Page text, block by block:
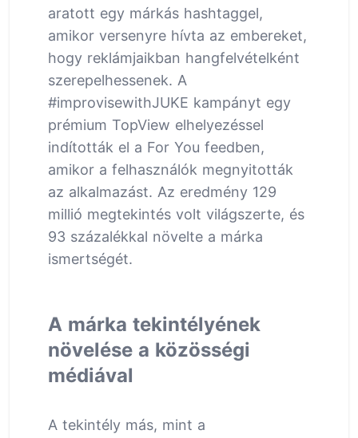
aratott egy márkás hashtaggel,
amikor versenyre hívta az embereket,
hogy reklámjaikban hangfelvételként
szerepelhessenek. A
#improvisewithJUKE kampányt egy
prémium TopView elhelyezéssel
indították el a For You feedben,
amikor a felhasználók megnyitották
az alkalmazást. Az eredmény 129
millió megtekintés volt világszerte, és
93 százalékkal növelte a márka
ismertségét.
A márka tekintélyének
növelése a közösségi
médiával
A tekintély más, mint a